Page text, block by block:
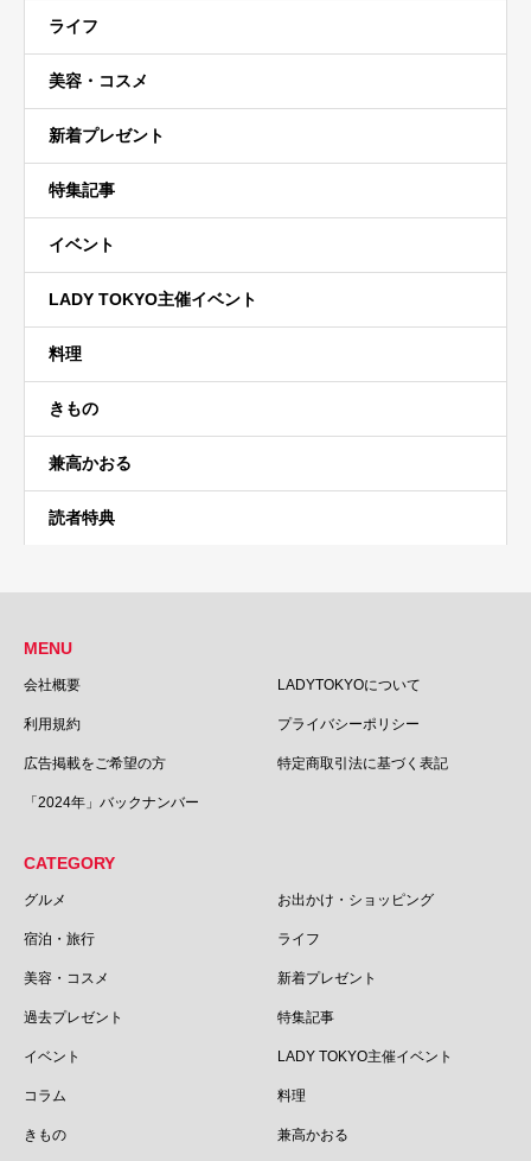
ライフ
美容・コスメ
新着プレゼント
特集記事
イベント
LADY TOKYO主催イベント
料理
きもの
兼高かおる
読者特典
MENU
会社概要 LADYTOKYOについて
利用規約 プライバシーポリシー
広告掲載をご希望の方 特定商取引法に基づく表記
「2024年」バックナンバー
CATEGORY
グルメ お出かけ・ショッピング
宿泊・旅行 ライフ
美容・コスメ 新着プレゼント
過去プレゼント 特集記事
イベント LADY TOKYO主催イベント
コラム 料理
きもの 兼高かおる